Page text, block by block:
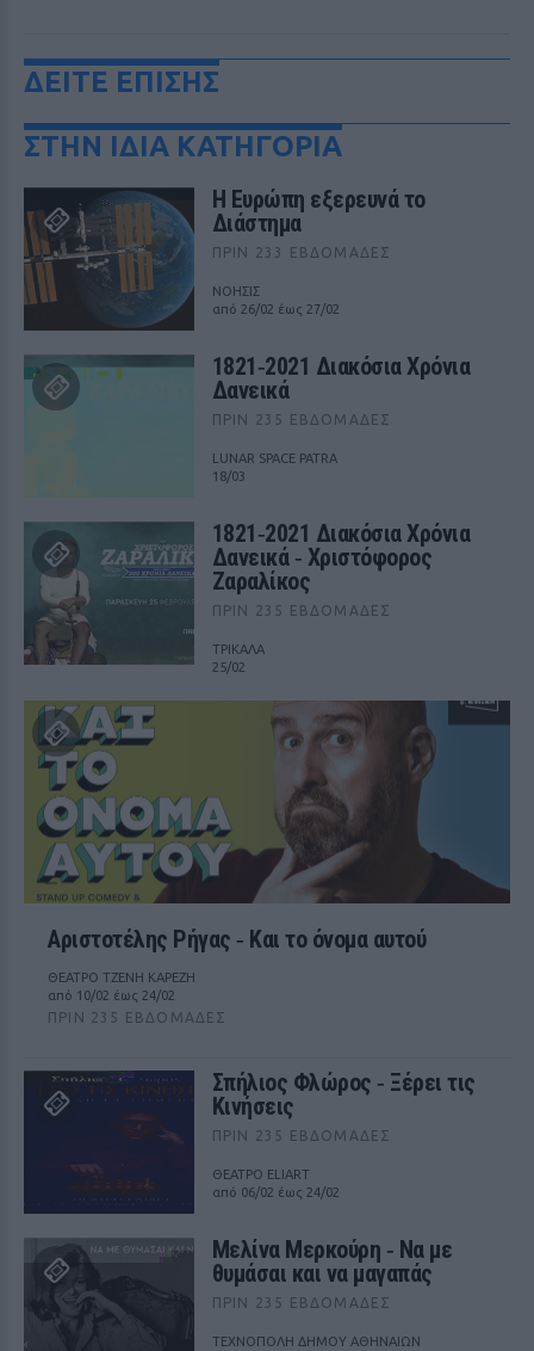
ΔΕΙΤΕ ΕΠΙΣΗΣ
ΣΤΗΝ ΙΔΙΑ ΚΑΤΗΓΟΡΙΑ
Η Ευρώπη εξερευνά το
Διάστημα
ΠΡΙΝ 233 ΕΒΔΟΜΆΔΕΣ
ΝΟΗΣΙΣ
από 26/02 έως 27/02
1821‑2021 Διακόσια Χρόνια
Δανεικά
ΠΡΙΝ 235 ΕΒΔΟΜΆΔΕΣ
LUNAR SPACE PATRA
18/03
1821‑2021 Διακόσια Χρόνια
Δανεικά ‑ Χριστόφορος
Ζαραλίκος
ΠΡΙΝ 235 ΕΒΔΟΜΆΔΕΣ
ΤΡΙΚΑΛΑ
25/02
Αριστοτέλης Ρήγας ‑ Kαι το όνομα αυτού
ΘΕΑΤΡΟ ΤΖΕΝΗ ΚΑΡΕΖΗ
από 10/02 έως 24/02
ΠΡΙΝ 235 ΕΒΔΟΜΆΔΕΣ
Σπήλιος Φλώρος ‑ Ξέρει τις
Κινήσεις
ΠΡΙΝ 235 ΕΒΔΟΜΆΔΕΣ
ΘΕΑΤΡΟ ELIART
από 06/02 έως 24/02
Μελίνα Μερκούρη ‑ Να με
θυμάσαι και να μαγαπάς
ΠΡΙΝ 235 ΕΒΔΟΜΆΔΕΣ
ΤΕΧΝΟΠΟΛΗ ΔΗΜΟΥ ΑΘΗΝΑΙΩΝ